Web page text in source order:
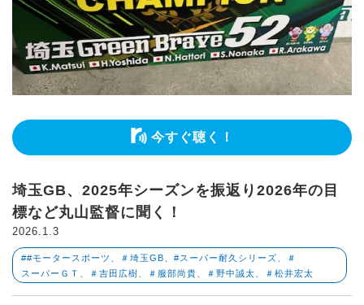
今すぐ聴く！
埼玉GB、2025年シーズンを振返り2026年の目
標など丸山監督に聞く！
2026.1.3
##モータースポーツ、＃埼玉GB、#スーパー耐久シリーズ、＃
スーパーＧＴ、＃吉田広樹、＃服部尚貴、＃野中誠太、＃松井宏太